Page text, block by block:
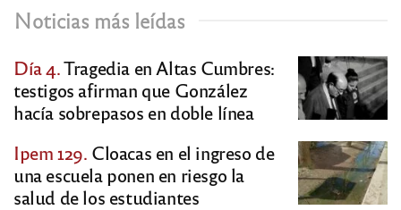
Noticias más leídas
Día 4.Tragedia en Altas Cumbres:
testigos afirman que González
hacía sobrepasos en doble línea
Ipem 129. Cloacas en el ingreso de
una escuela ponen en riesgo la
salud de los estudiantes